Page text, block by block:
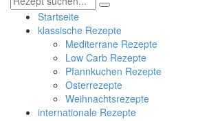
Startseite
klassische Rezepte
Mediterrane Rezepte
Low Carb Rezepte
Pfannkuchen Rezepte
Osterrezepte
Weihnachtsrezepte
internationale Rezepte